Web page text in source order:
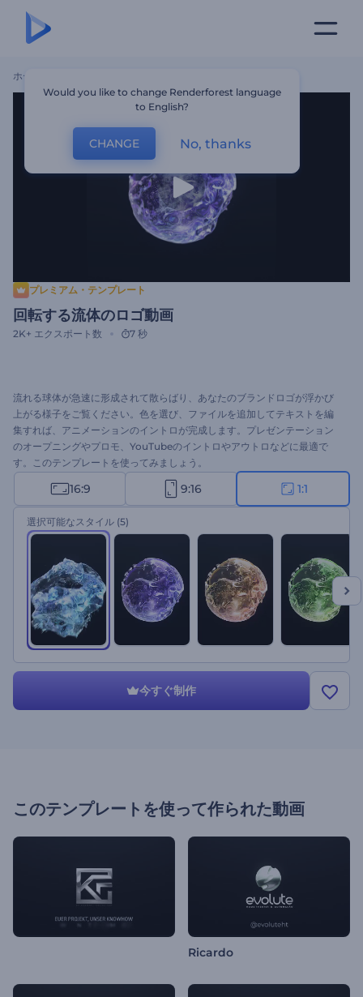
ホーム
プレミアム・テンプレート
回転する流体のロゴ動画
2K+ エクスポート数 7 秒
流れる球体が急速に形成されて散らばり、あなたのブランドロゴが浮かび
上がる様子をご覧ください。色を選び、ファイルを追加してテキストを編
集すれば、アニメーションのイントロが完成します。プレゼンテーション
のオープニングやプロモ、YouTubeのイントロやアウトロなどに最適で
す。このテンプレートを使ってみましょう。
16:9 9:16 1:1
選択可能なスタイル (5)
今すぐ制作
このテンプレートを使って作られた動画
Ricardo
Would you like to change Renderforest language
to English?
CHANGE No, thanks